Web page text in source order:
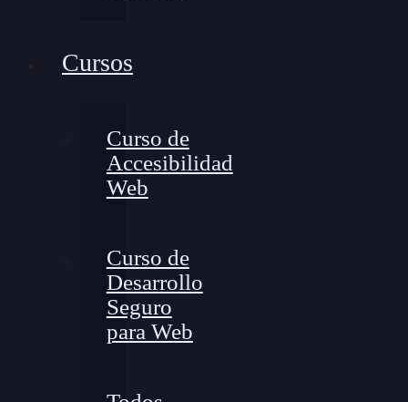
Cursos
Curso de
Accesibilidad
Web
Curso de
Desarrollo
Seguro
para Web